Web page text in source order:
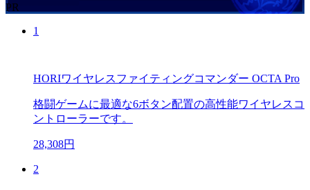
PR
1
HORIワイヤレスファイティングコマンダー OCTA Pro
格闘ゲームに最適な6ボタン配置の高性能ワイヤレスコ
ントローラーです。
28,308円
2